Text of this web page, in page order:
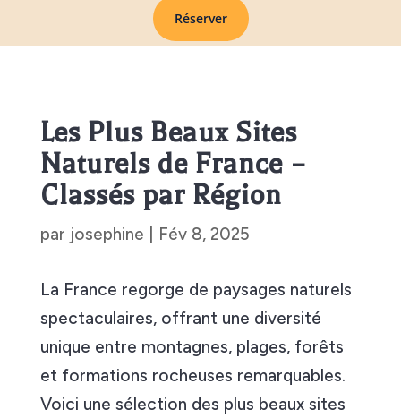
Réserver
Les Plus Beaux Sites
Naturels de France –
Classés par Région
par josephine Fév 8, 2025
La France regorge de paysages naturels
spectaculaires, offrant une diversité
unique entre montagnes, plages, forêts
et formations rocheuses remarquables.
Voici une sélection des plus beaux sites